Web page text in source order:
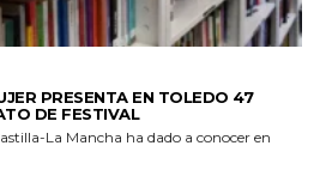
PRESENTA EN TOLEDO 47
DE FESTIVAL
La Mancha ha dado a conocer en